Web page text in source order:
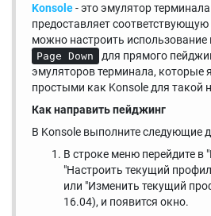
Konsole- это эмулятор
предоставляет
можно настроить
Page Down
для прямого
эмуляторов терминала, которые
простыми как Konsole для такой
Как направить пейджинг
В Konsole выполните следующие
В строке меню перейдите в
"Настроить текущий
или "Изменить текущий
16.04), и появится окно.